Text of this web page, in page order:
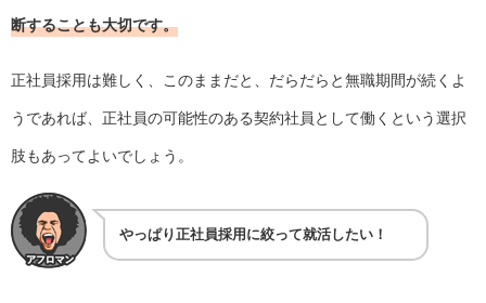
断することも大切です。
正社員採用は難しく、このままだと、だらだらと無職期間が続くよ
うであれば、正社員の可能性のある契約社員として働くという選択
肢もあってよいでしょう。
やっぱり正社員採用に絞って就活したい！